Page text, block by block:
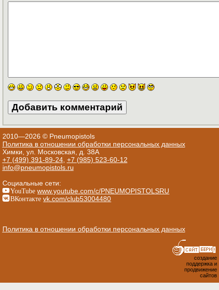
2010—2026 © Pneumopistols
Политика в отношении обработки персональных данных
Химки, ул. Московская, д. 38А
+7 (499) 391-89-24, +7 (985) 523-60-12
info@pneumopistols.ru
Социальные сети:
YouTube www.youtube.com/c/PNEUMOPISTOLSRU
ВКонтакте vk.com/club53004480
Политика в отношении обработки персональных данных
создание
поддержка и
продвижение
сайтов